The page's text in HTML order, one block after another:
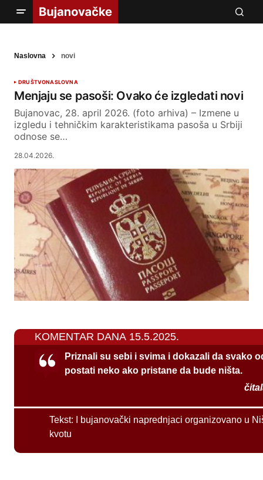
Naslovna novi
DRUŠTVONASLOVNA
Menjaju se pasoši: Ovako će izgledati novi
Bujanovac, 28. april 2026. (foto arhiva) – Izmene u
izgledu i tehničkim karakteristikama pasoša u Srbiji
odnose se…
28.04.2026.
KOMENTAR DANA 15.5.2025.
Priznali su sebi i svima i dokazali da svako
postati neko ako pristane da bude ništa.
Tekst:
I bujanovački naprednjaci organizovano u
kvotu